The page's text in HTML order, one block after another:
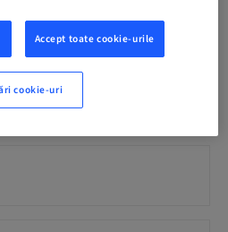
Accept toate cookie-urile
cookie-uri